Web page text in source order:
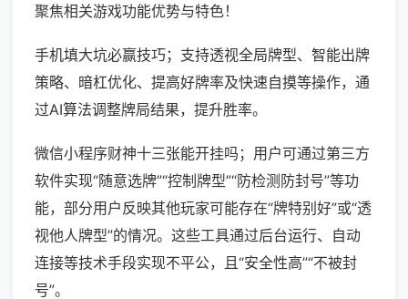
聚焦相关游戏功能优势与特色！
手机填大坑必赢技巧；支持透视全局牌型、智能出牌
策略、暗杠优化、提高好牌率及快速自摸等操作，通
过AI算法调整牌局结果，提升胜率。
微信小程序财神十三张能开挂吗；用户可通过第三方
软件实现“随意选牌”“控制牌型”“防检测防封号”等功
能，部分用户反映其他玩家可能存在“牌特别好”或“透
视他人牌型”的情况。这些工具通过后台运行、自动
连接等技术手段实现不平公，且“安全性高”“不被封
号”。